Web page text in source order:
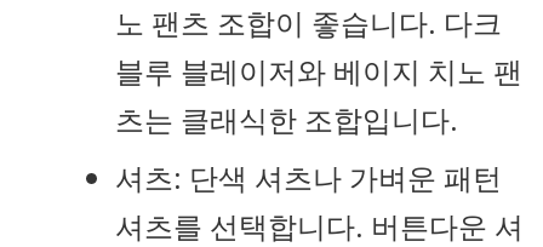
노 팬츠 조합이 좋습니다. 다크
블루 블레이저와 베이지 치노 팬
츠는 클래식한 조합입니다.
셔츠: 단색 셔츠나 가벼운 패턴
셔츠를 선택합니다. 버튼다운 셔